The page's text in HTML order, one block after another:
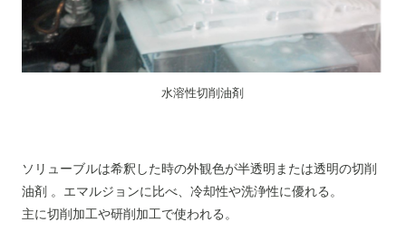
水溶性切削油剤
ソリューブルは希釈した時の外観色が半透明または透明の切削
油剤 。エマルジョンに比べ、冷却性や洗浄性に優れる。
主に切削加工や研削加工で使われる。